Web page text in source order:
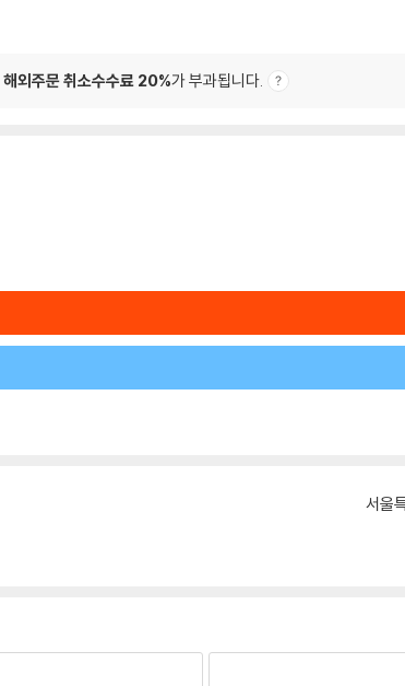
해외주문 취소수수료 20%가 부과됩니다.
서울